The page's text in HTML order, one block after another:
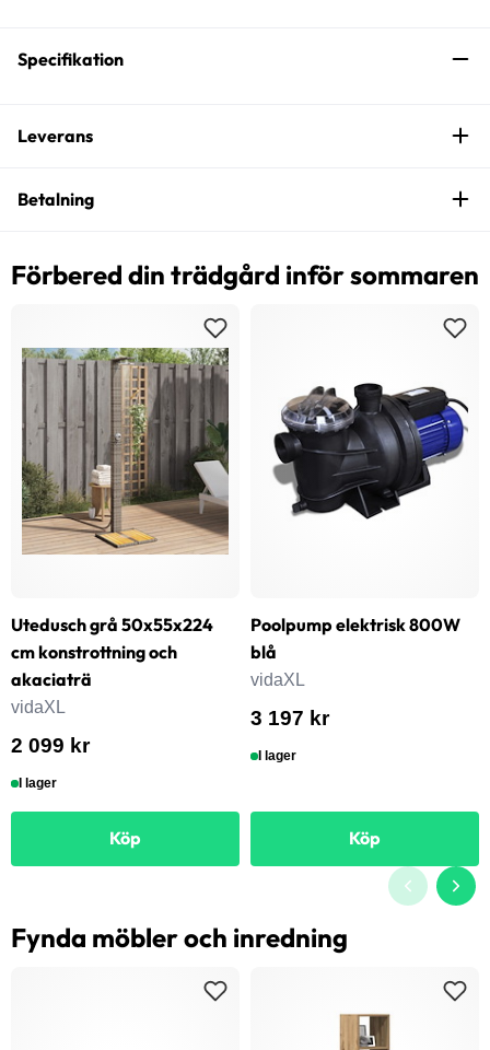
Specifikation
Leverans
Betalning
Förbered din trädgård inför sommaren
Utedusch grå 50x55x224
cm konstrottning och
akaciaträ
vidaXL
2 099 kr
I lager
Köp
Poolpump elektrisk 800W
blå
vidaXL
3 197 kr
I lager
Köp
Fynda möbler och inredning